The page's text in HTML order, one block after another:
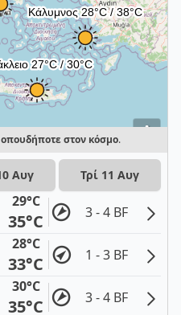
i
οπουδήποτε στον κόσμο.
Αυγ Τρί 11 Αυγ
29°C
35°C 3 - 4 BF
28°C
33°C 1 - 3 BF
30°C
35°C 3 - 4 BF